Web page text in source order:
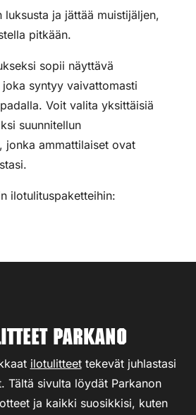
luksusta ja jättää muistijäljen,
pitkään.
sopii näyttävä
syntyy vaivattomasti
Voit valita yksittäisiä
suunnitellun
jonka ammattilaiset ovat
ilotulituspaketteihin:
Parkano
ilotulitteettekevät juhlastasi
Tältä sivulta löydät Parkanon
ja kaikki suosikkisi, kuten